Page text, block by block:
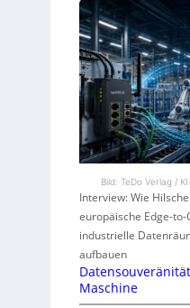
Bild: TeDo Verlag /
Interview: Wie
europäische Edge-
industrielle
aufbauen
Maschine